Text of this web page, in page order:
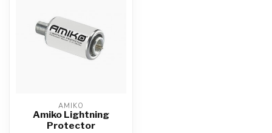
AMIKO
Amiko Lightning
Protector